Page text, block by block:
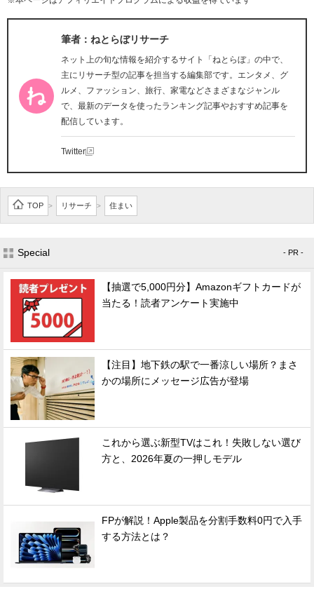
筆者：ねとらぼリサーチ
ネット上の旬な情報を紹介するサイト「ねとらぼ」の中で、
主にリサーチ型の記事を担当する編集部です。エンタメ、グ
ルメ、ファッション、旅行、家電などさまざまなジャンル
で、最新のデータを使ったランキング記事やおすすめ記事を
配信しています。
Twitter
TOP > リサーチ > 住まい
Special - PR -
【抽選で5,000円分】Amazonギフトカードが
当たる！読者アンケート実施中
【注目】地下鉄の駅で一番涼しい場所？まさ
かの場所にメッセージ広告が登場
これから選ぶ新型TVはこれ！失敗しない選び
方と、2026年夏の一押しモデル
FPが解説！Apple製品を分割手数料0円で入手
する方法とは？